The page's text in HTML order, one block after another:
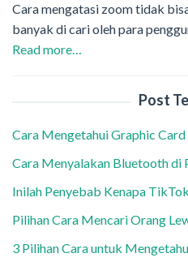
Cara mengatasi zoom tidak
banyak di cari oleh para
Read more…
Post
Cara Mengetahui Graphic
Cara Menyalakan Bluetooth di
Inilah Penyebab Kenapa
Pilihan Cara Mencari Orang
3 Pilihan Cara untuk